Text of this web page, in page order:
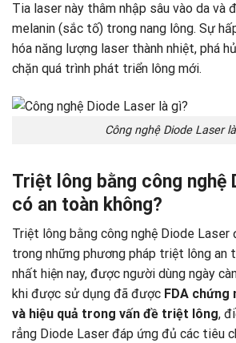
Tia laser này thâm nhập sâu vào da và
melanin (sắc tố) trong nang lông. Sự
hóa năng lượng laser thành nhiệt, phá
chặn quá trình phát triển lông mới.
Công nghệ Diode Laser
Triệt lông bằng công nghệ
có an toàn không?
Triệt lông bằng công nghệ Diode
trong những phương pháp triệt lông an
nhất hiện nay, được người dùng ngày
khi được sử dụng đã được FDA chứng
và hiệu quả trong vấn đề triệt lông,
rẳng Diode Laser đáp ứng đủ các tiêu